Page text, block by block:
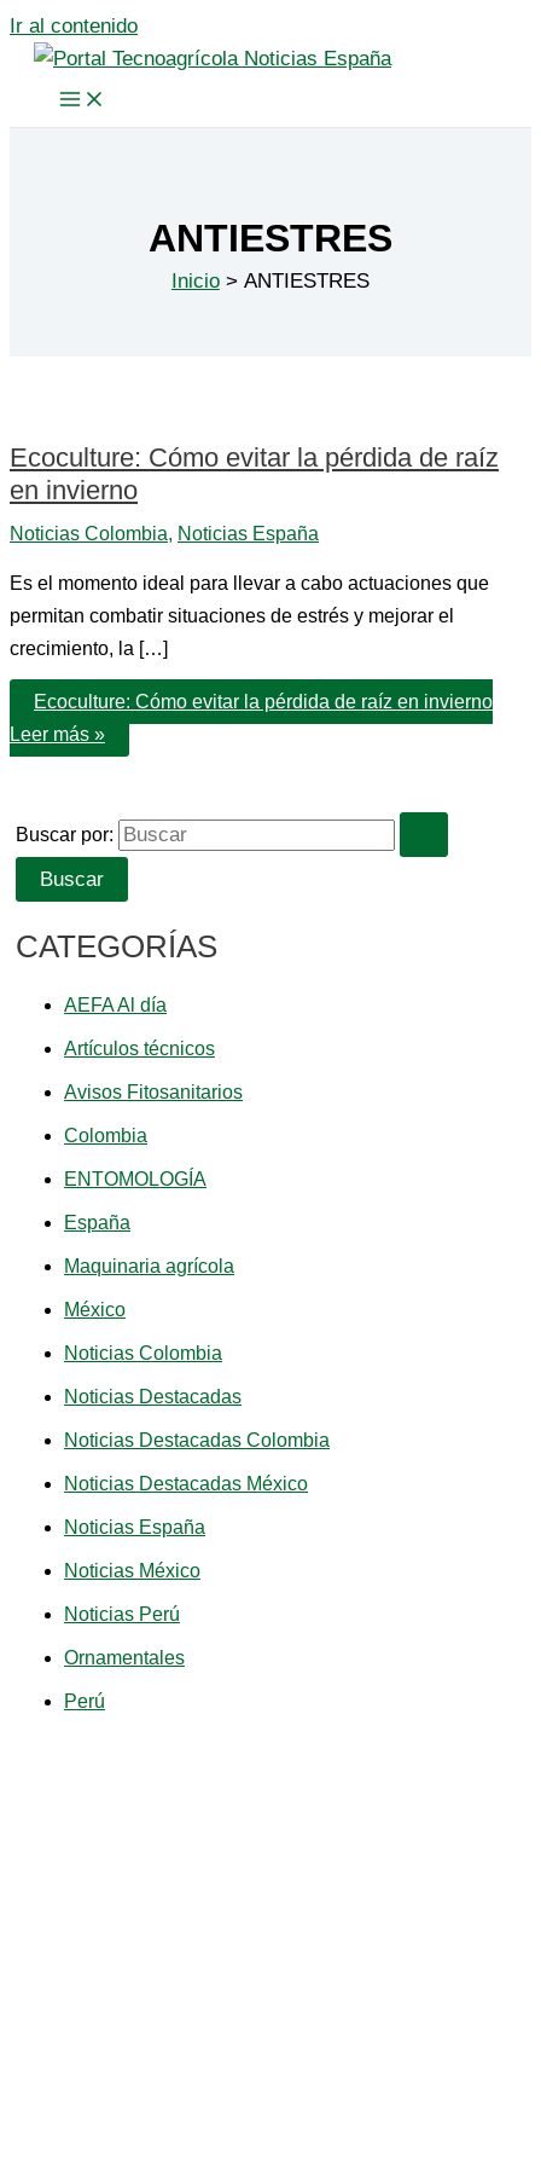
Ir al contenido
ANTIESTRES
Inicio ANTIESTRES
Ecoculture: Cómo evitar la pérdida de raíz
en invierno
Noticias Colombia, Noticias España
Es el momento ideal para llevar a cabo actuaciones que
permitan combatir situaciones de estrés y mejorar el
crecimiento, la […]
Ecoculture: Cómo evitar la pérdida de raíz en invierno
Leer más »
Buscar por:
CATEGORÍAS
AEFA Al día
Artículos técnicos
Avisos Fitosanitarios
Colombia
ENTOMOLOGÍA
España
Maquinaria agrícola
México
Noticias Colombia
Noticias Destacadas
Noticias Destacadas Colombia
Noticias Destacadas México
Noticias España
Noticias México
Noticias Perú
Ornamentales
Perú